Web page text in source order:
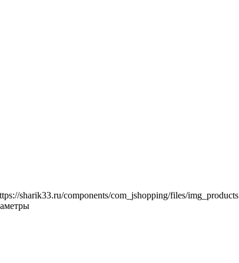
sharik33.ru/components/com_jshopping/files/img_products